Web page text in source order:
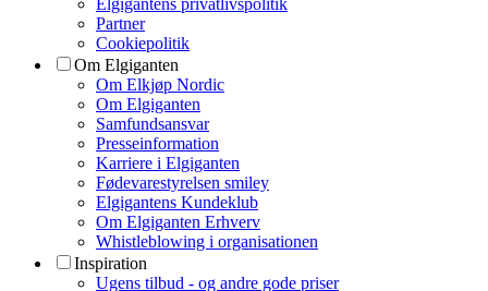
Partner
Cookiepolitik
Om Elgiganten
Om Elkjøp Nordic
Om Elgiganten
Samfundsansvar
Presseinformation
Karriere i Elgiganten
Fødevarestyrelsen smiley
Elgigantens Kundeklub
Om Elgiganten Erhverv
Whistleblowing i organisationen
Inspiration
Ugens tilbud - og andre gode priser